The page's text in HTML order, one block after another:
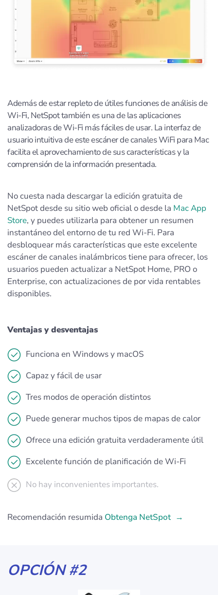
Además de estar repleto de útiles funciones de análisis de
Wi-Fi, NetSpot también es una de las aplicaciones
analizadoras de Wi-Fi más fáciles de usar. La interfaz de
usuario intuitiva de este escáner de canales WiFi para Mac
facilita el aprovechamiento de sus características y la
comprensión de la información presentada.
No cuesta nada descargar la edición gratuita de
NetSpot desde su sitio web oficial o desde la Mac App
Store, y puedes utilizarla para obtener un resumen
instantáneo del entorno de tu red Wi-Fi. Para
desbloquear más características que este excelente
escáner de canales inalámbricos tiene para ofrecer, los
usuarios pueden actualizar a NetSpot Home, PRO o
Enterprise, con actualizaciones de por vida rentables
disponibles.
Ventajas y desventajas
Funciona en Windows y macOS
Capaz y fácil de usar
Tres modos de operación distintos
Puede generar muchos tipos de mapas de calor
Ofrece una edición gratuita verdaderamente útil
Excelente función de planificación de Wi-Fi
No hay inconvenientes importantes.
Recomendación resumida Obtenga NetSpot
OPCIÓN #2